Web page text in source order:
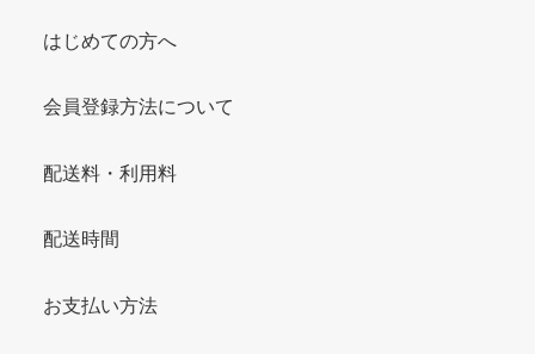
はじめての方へ
会員登録方法について
配送料・利用料
配送時間
お支払い方法